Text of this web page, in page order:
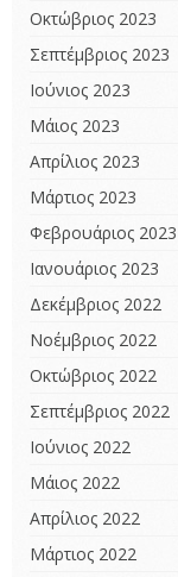
Οκτώβριος 2023
Σεπτέμβριος 2023
Ιούνιος 2023
Μάιος 2023
Απρίλιος 2023
Μάρτιος 2023
Φεβρουάριος 2023
Ιανουάριος 2023
Δεκέμβριος 2022
Νοέμβριος 2022
Οκτώβριος 2022
Σεπτέμβριος 2022
Ιούνιος 2022
Μάιος 2022
Απρίλιος 2022
Μάρτιος 2022